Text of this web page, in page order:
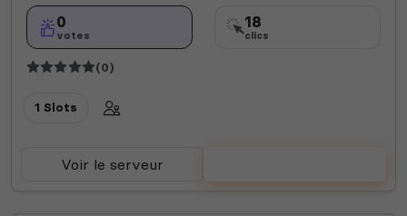
0
votes
18
clics
(0)
1 Slots
Voir le serveur